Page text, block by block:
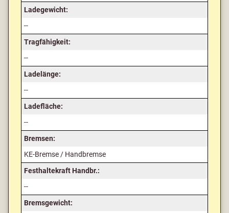
Ladegewicht:
--
Tragfähigkeit:
--
Ladelänge:
--
Ladefläche:
--
Bremsen:
KE-Bremse / Handbremse
Festhaltekraft Handbr.:
--
Bremsgewicht: